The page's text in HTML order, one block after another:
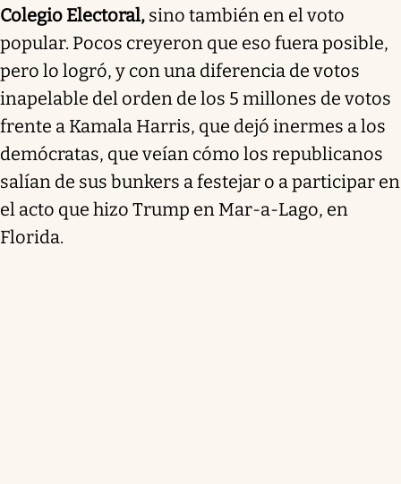
Colegio Electoral, sino también en el voto
popular. Pocos creyeron que eso fuera posible,
pero lo logró, y con una diferencia de votos
inapelable del orden de los 5 millones de votos
frente a Kamala Harris, que dejó inermes a los
demócratas, que veían cómo los republicanos
salían de sus bunkers a festejar o a participar en
el acto que hizo Trump en Mar-a-Lago, en
Florida.